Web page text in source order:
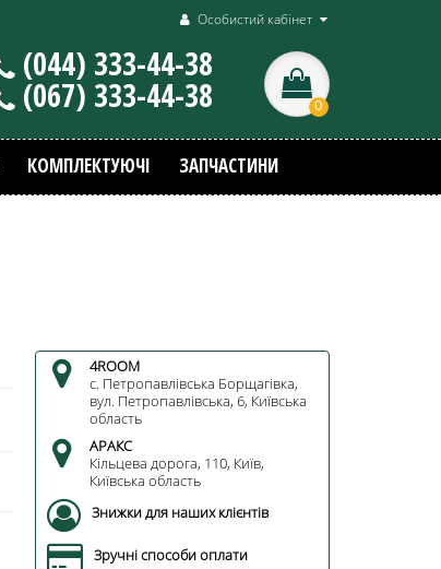
Особистий кабінет
(044) 333-44-38
(067) 333-44-38 0
КОМПЛЕКТУЮЧІ ЗАПЧАСТИНИ
4ROOM
c. Петропавлівська Борщагівка,
вул. Петропавлівська, 6, Київська
область
АРАКС
Кільцева дорога, 110, Київ,
Київська область
Знижки для наших клієнтів
Зручні способи оплати